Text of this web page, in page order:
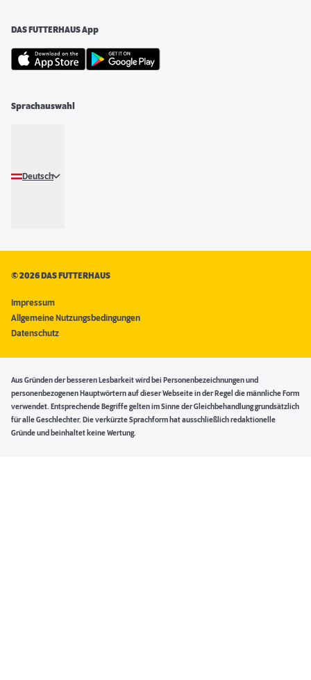
DAS FUTTERHAUS App
Sprachauswahl
Deutsch
©2026 DAS FUTTERHAUS
Impressum
Allgemeine Nutzungsbedingungen
Datenschutz
Aus Gründen der besseren Lesbarkeit wird bei Personenbezeichnungen und
personenbezogenen Hauptwörtern auf dieser Webseite in der Regel die männliche Form
verwendet. Entsprechende Begriffe gelten im Sinne der Gleichbehandlung grundsätzlich
für alle Geschlechter. Die verkürzte Sprachform hat ausschließlich redaktionelle
Gründe und beinhaltet keine Wertung.